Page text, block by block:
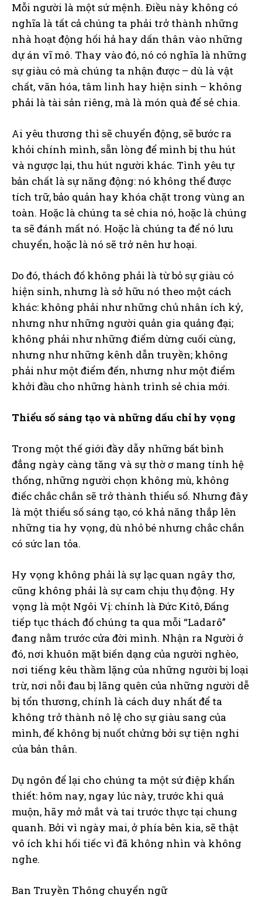
Mỗi người là một sứ mệnh. Điều này không có
nghĩa là tất cả chúng ta phải trở thành những
nhà hoạt động hối hả hay dấn thân vào những
dự án vĩ mô. Thay vào đó, nó có nghĩa là những
sự giàu có mà chúng ta nhận được – dù là vật
chất, văn hóa, tâm linh hay hiện sinh – không
phải là tài sản riêng, mà là món quà để sẻ chia.
Ai yêu thương thì sẽ chuyển động, sẽ bước ra
khỏi chính mình, sẵn lòng để mình bị thu hút
và ngược lại, thu hút người khác. Tình yêu tự
bản chất là sự năng động: nó không thể được
tích trữ, bảo quản hay khóa chặt trong vùng an
toàn. Hoặc là chúng ta sẻ chia nó, hoặc là chúng
ta sẽ đánh mất nó. Hoặc là chúng ta để nó lưu
chuyển, hoặc là nó sẽ trở nên hư hoại.
Do đó, thách đố không phải là từ bỏ sự giàu có
hiện sinh, nhưng là sở hữu nó theo một cách
khác: không phải như những chủ nhân ích kỷ,
nhưng như những người quản gia quảng đại;
không phải như những điểm dừng cuối cùng,
nhưng như những kênh dẫn truyền; không
phải như một điểm đến, nhưng như một điểm
khởi đầu cho những hành trình sẻ chia mới.
Thiểu số sáng tạo và những dấu chỉ hy vọng
Trong một thế giới đầy dẫy những bất bình
đẳng ngày càng tăng và sự thờ ơ mang tính hệ
thống, những người chọn không mù, không
điếc chắc chắn sẽ trở thành thiểu số. Nhưng đây
là một thiểu số sáng tạo, có khả năng thắp lên
những tia hy vọng, dù nhỏ bé nhưng chắc chắn
có sức lan tỏa.
Hy vọng không phải là sự lạc quan ngây thơ,
cũng không phải là sự cam chịu thụ động. Hy
vọng là một Ngôi Vị: chính là Đức Kitô, Đấng
tiếp tục thách đố chúng ta qua mỗi “Ladarô”
đang nằm trước cửa đời mình. Nhận ra Người ở
đó, nơi khuôn mặt biến dạng của người nghèo,
nơi tiếng kêu thầm lặng của những người bị loại
trừ, nơi nỗi đau bị lãng quên của những người dễ
bị tổn thương, chính là cách duy nhất để ta
không trở thành nô lệ cho sự giàu sang của
mình, để không bị nuốt chửng bởi sự tiện nghi
của bản thân.
Dụ ngôn để lại cho chúng ta một sứ điệp khẩn
thiết: hôm nay, ngay lúc này, trước khi quá
muộn, hãy mở mắt và tai trước thực tại chung
quanh. Bởi vì ngày mai, ở phía bên kia, sẽ thật
vô ích khi hối tiếc vì đã không nhìn và không
nghe.
Ban Truyền Thông chuyển ngữ